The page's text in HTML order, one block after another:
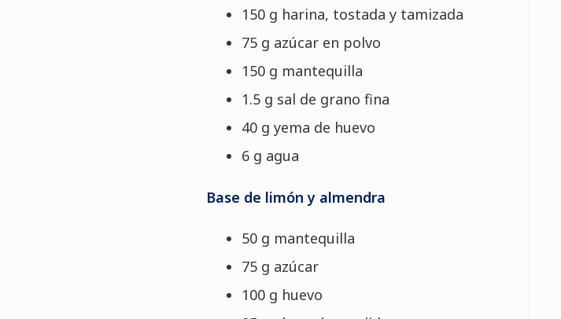
150 g harina, tostada y tamizada
75 g azúcar en polvo
150 g mantequilla
1.5 g sal de grano fina
40 g yema de huevo
6 g agua
Base de limón y almendra
50 g mantequilla
75 g azúcar
100 g huevo